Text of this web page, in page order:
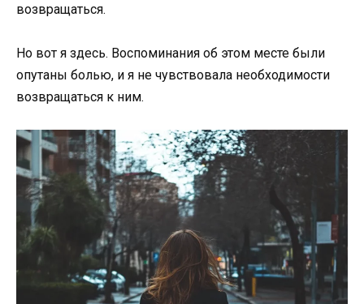
возвращаться.
Но вот я здесь. Воспоминания об этом месте были
опутаны болью, и я не чувствовала необходимости
возвращаться к ним.